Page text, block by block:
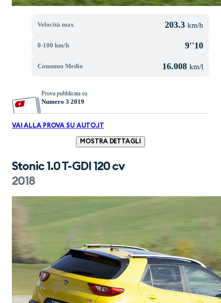
Velocità max 203.3 km/h
0-100 km/h 9''10
Consumo Medio 16.008 km/l
Prova pubblicata su
Numero 3 2019
VAI ALLA PROVA SU AUTO.IT
MOSTRA DETTAGLI
Stonic 1.0 T-GDI 120 cv
2018